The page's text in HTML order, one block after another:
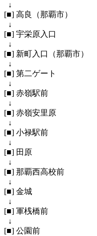
↓
[■] 高良（那覇市）
↓
[■] 宇栄原入口
↓
[■] 新町入口（那覇市）
↓
[■] 第二ゲート
↓
[■] 赤嶺駅前
↓
[■] 赤嶺安里原
↓
[■] 小禄駅前
↓
[■] 田原
↓
[■] 那覇西高校前
↓
[■] 金城
↓
[■] 軍桟橋前
↓
[■] 公園前